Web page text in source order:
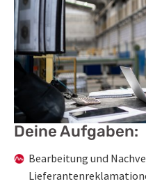
Deine Aufgaben:
Bearbeitung und